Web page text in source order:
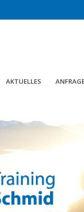
AKTUELLES